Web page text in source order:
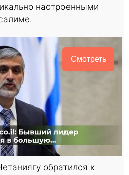
настроенными
Смотреть
обратился к